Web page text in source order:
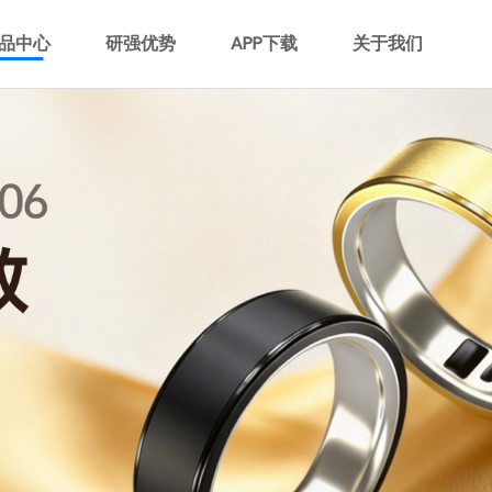
中心 研强优势 APP下载 关于我们